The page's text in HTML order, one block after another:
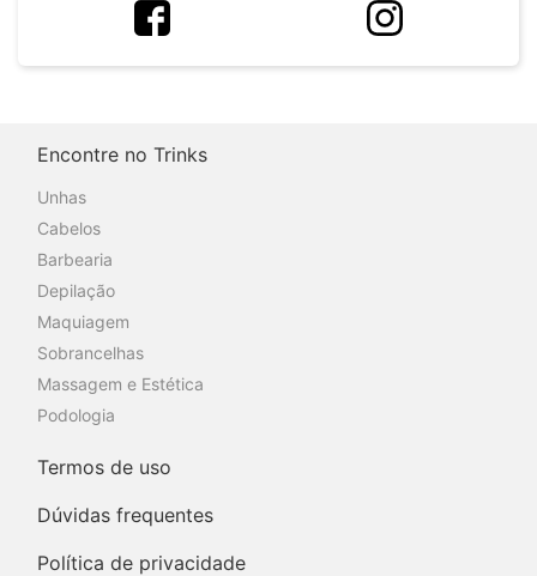
Encontre no Trinks
Unhas
Cabelos
Barbearia
Depilação
Maquiagem
Sobrancelhas
Massagem e Estética
Podologia
Termos de uso
Dúvidas frequentes
Política de privacidade